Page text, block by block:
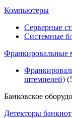
Компьютеры
Серверные
Системные
штемпелей)
Банковское
Детекторы банкнот